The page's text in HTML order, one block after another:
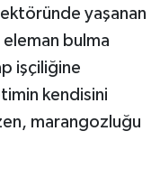
yaşanan
bulma
işçiliğine
kendisini
marangozluğu